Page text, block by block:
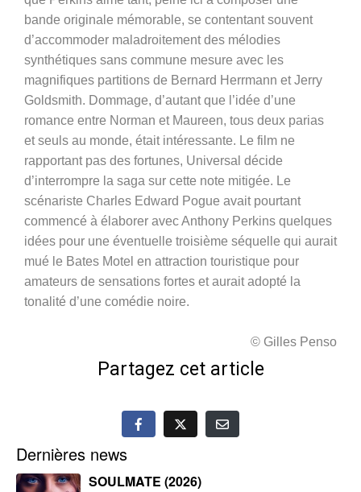
bande originale mémorable, se contentant souvent
d’accommoder maladroitement des mélodies
synthétiques sans commune mesure avec les
magnifiques partitions de Bernard Herrmann et Jerry
Goldsmith. Dommage, d’autant que l’idée d’une
romance entre Norman et Maureen, tous deux parias
et seuls au monde, était intéressante. Le film ne
rapportant pas des fortunes, Universal décide
d’interrompre la saga sur cette note mitigée. Le
scénariste Charles Edward Pogue avait pourtant
commencé à élaborer avec Anthony Perkins quelques
idées pour une éventuelle troisième séquelle qui aurait
mué le Bates Motel en attraction touristique pour
amateurs de sensations fortes et aurait adopté la
tonalité d’une comédie noire.
© Gilles Penso
Partagez cet article
Dernières news
SOULMATE (2026)